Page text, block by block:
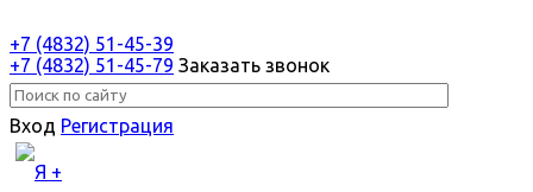
+7 (4832) 51-45-39
+7 (4832) 51-45-79 Заказать звонок
Вход Регистрация